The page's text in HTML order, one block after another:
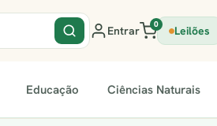
Entrar 0 Leilões
Educação Ciências Naturais